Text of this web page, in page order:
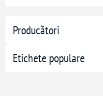
Producători
Etichete populare